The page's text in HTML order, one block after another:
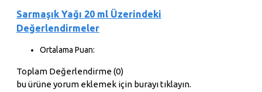
Sarmaşık Yağı 20 ml Üzerindeki
Değerlendirmeler
Ortalama Puan:
Toplam Değerlendirme (0)
bu ürüne yorum eklemek için burayı tıklayın.